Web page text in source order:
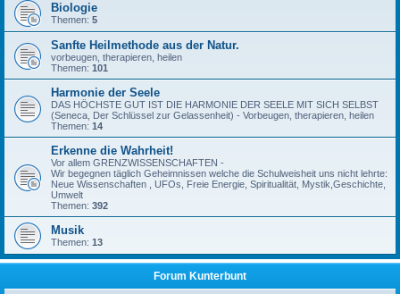
Biologie
Themen: 5
Sanfte Heilmethode aus der Natur.
vorbeugen, therapieren, heilen
Themen: 101
Harmonie der Seele
DAS HÖCHSTE GUT IST DIE HARMONIE DER SEELE MIT SICH SELBST
(Seneca, Der Schlüssel zur Gelassenheit) - Vorbeugen, therapieren, heilen
Themen: 14
Erkenne die Wahrheit!
Vor allem GRENZWISSENSCHAFTEN -
Wir begegnen täglich Geheimnissen welche die Schulweisheit uns nicht lehrte:
Neue Wissenschaften , UFOs, Freie Energie, Spiritualität, Mystik,Geschichte,
Umwelt
Themen: 392
Musik
Themen: 13
Forum Kunterbunt